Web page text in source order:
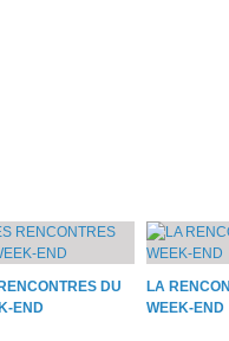
DU
END
LA
WEEK-END